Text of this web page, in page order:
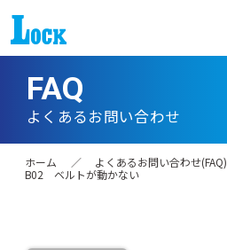
FAQ
よくあるお問い合わせ
ホーム ／ よくあるお問い合わせ(FAQ)
B02 ベルトが動かない